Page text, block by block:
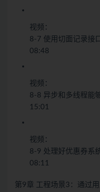
视频：
8-7 使用切面记录接
08:48
视频：
8-8 异步和多线程能
15:01
视频：
8-9 处理好优惠券系
08:11
第9章 工程场景3：通过